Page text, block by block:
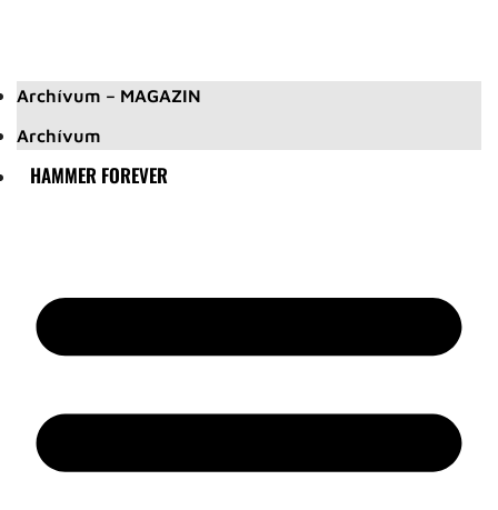
Archívum – MAGAZIN
Archívum
HAMMER FOREVER